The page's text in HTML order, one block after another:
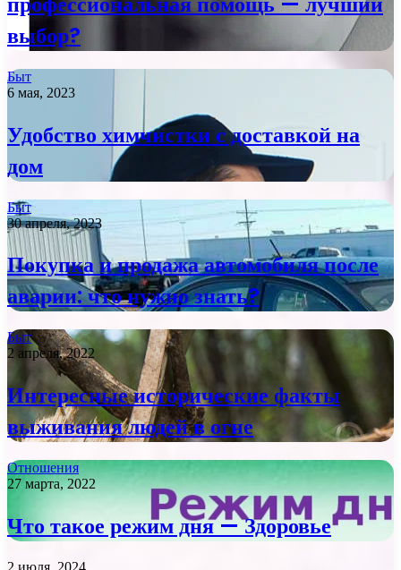
выбор?
Быт
6 мая, 2023
Удобство химчистки с доставкой на
дом
Быт
30 апреля, 2023
Покупка и продажа автомобиля после
аварии: что нужно знать?
Быт
2 апреля, 2022
Интересные исторические факты
выживания людей в огне
Отношения
27 марта, 2022
Что такое режим дня — Здоровье
2 июля, 2024